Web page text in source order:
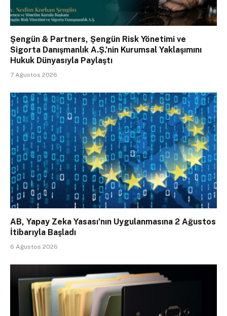
Şengün & Partners, Şengün Risk Yönetimi ve
Sigorta Danışmanlık A.Ş.’nin Kurumsal Yaklaşımını
Hukuk Dünyasıyla Paylaştı
7 Ağustos 2026
AB, Yapay Zeka Yasası’nın Uygulanmasına 2 Ağustos
İtibarıyla Başladı
6 Ağustos 2026